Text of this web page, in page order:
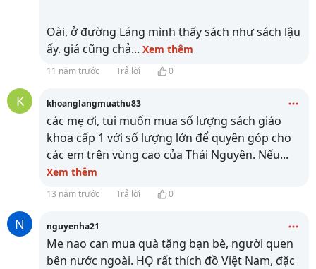
Oài, ở đường Láng mình thấy sách như sách lậu
ấy. giá cũng chả... Xem thêm
11 năm trước Trả lời 0
K khoanglangmuathu83
các mẹ ơi, tui muốn mua số lượng sách giáo
khoa cấp 1 với số lượng lớn để quyên góp cho
các em trên vùng cao của Thái Nguyên. Nếu...
Xem thêm
13 năm trước Trả lời 0
N nguyenha21
Me nao can mua quà tặng bạn bè, người quen
bên nước ngoài. HỌ rất thích đồ Việt Nam, đặc